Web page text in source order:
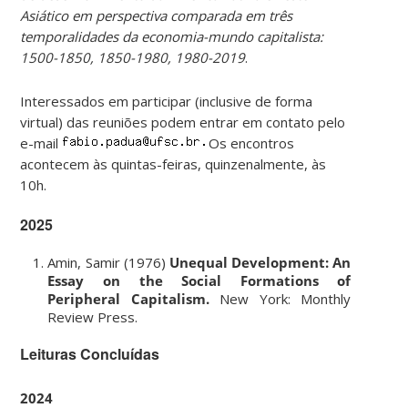
Asiático em perspectiva comparada em três
temporalidades da economia-mundo capitalista:
1500-1850, 1850-1980, 1980-2019.
Interessados em participar (inclusive de forma
virtual) das reuniões podem entrar em contato pelo
e-mail
Os encontros
acontecem às quintas-feiras, quinzenalmente, às
10h.
2025
Amin, Samir (1976) Unequal Development: An
Essay on the Social Formations of
Peripheral Capitalism.New York: Monthly
Review Press.
Leituras Concluídas
2024